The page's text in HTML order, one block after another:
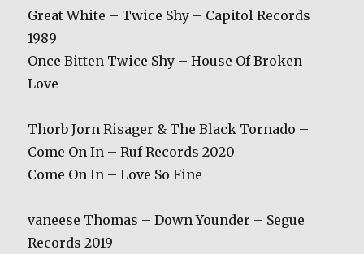
Great White – Twice Shy – Capitol Records
1989
Once Bitten Twice Shy – House Of Broken
Love
Thorb Jorn Risager & The Black Tornado –
Come On In – Ruf Records 2020
Come On In – Love So Fine
vaneese Thomas – Down Younder – Segue
Records 2019